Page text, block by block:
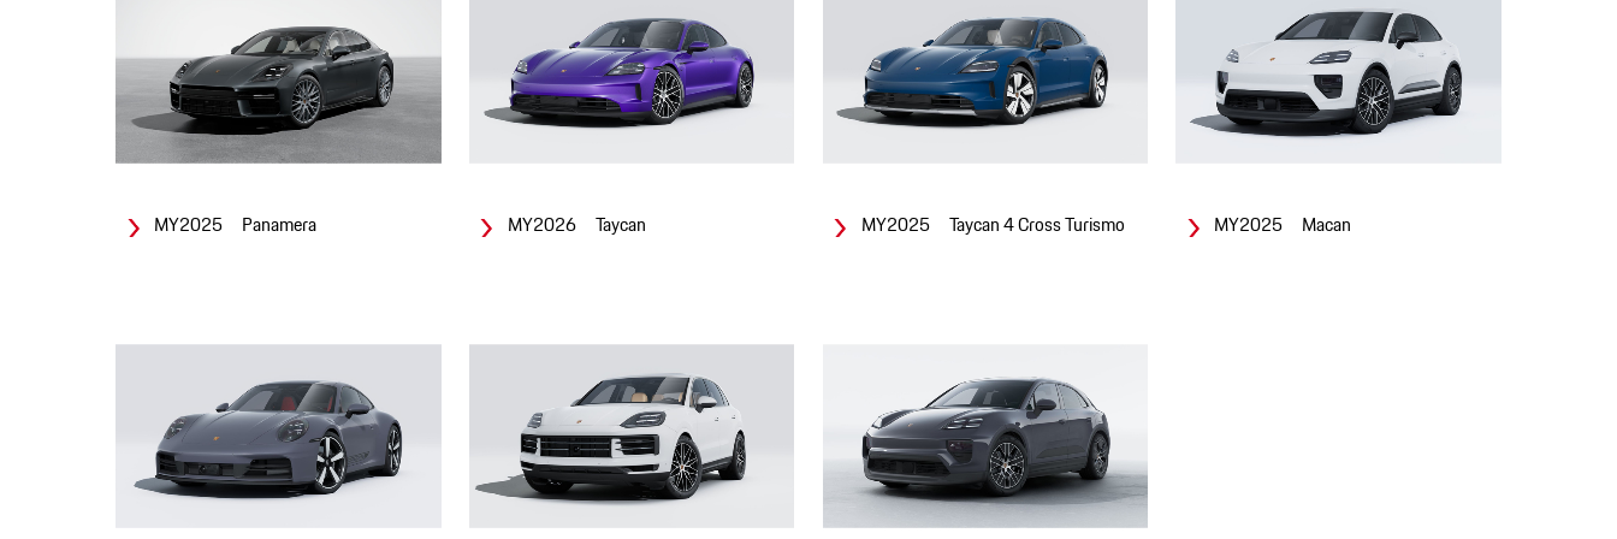
MY2025 Panamera MY2026 Taycan MY2025 Taycan 4 Cross Turismo MY2025 Macan